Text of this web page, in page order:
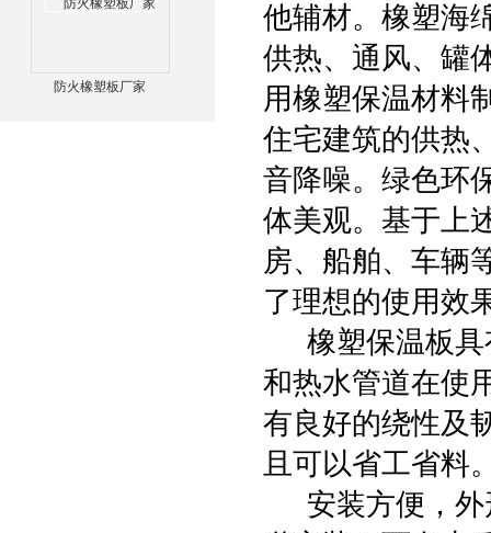
防火橡塑板厂家
他辅材。橡塑海
供热、通风、罐
用橡塑保温材料
住宅建筑的供热
音降噪。绿色环
体美观。基于上
房、船舶、车辆
了理想的使用效
橡塑保温板具
和热水管道在使
有良好的绕性及
且可以省工省料
安装方便，外